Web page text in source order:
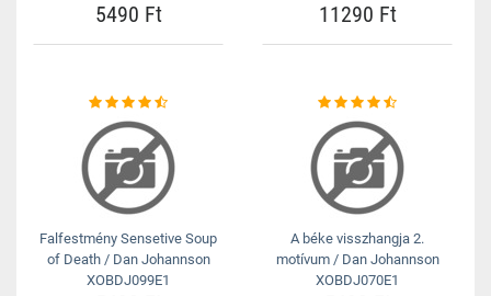
5490 Ft 11290 Ft
Falfestmény Sensetive Soup
of Death / Dan Johannson
XOBDJ099E1
A béke visszhangja 2.
motívum / Dan Johannson
XOBDJ070E1